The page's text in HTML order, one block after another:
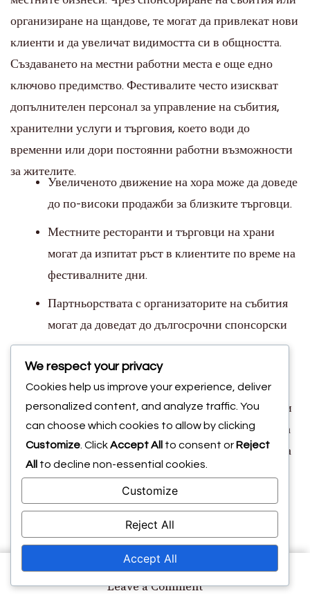
Leave a Commenton
организиране на щандове, те могат да привлекат нови
клиенти и да увеличат видимостта си в общността.
Създаването на местни работни места е още едно
ключово предимство. Фестивалите често изискват
допълнителен персонал за управление на събития,
хранителни услуги и търговия, което води до
временни или дори постоянни работни възможности
за жителите.
Увеличеното движение на хора може да доведе
до по-високи продажби за близките търговци.
Местните ресторанти и търговци на храни
могат да изпитат ръст в клиентите по време на
фестивалните дни.
Партньорствата с организаторите на събития
могат да доведат до дългосрочни спонсорски
сделки, предоставящи постоянни приходи.
Освен това, напливът на посетители може да
стимулира местната икономика, с увеличени разходи
за настаняване, хранене и развлечения. Това може да
доведе до мултиплициращ ефект, който да е от полза
Увеличена
ангажираност на
общността и гордост
We respect your privacy
Cookies help us improve your experience, deliver
personalized content, and analyze traffic. You
can choose which cookies to allow by clicking
Customize . ClickAccept All to consent or Reject
All
to decline non-essential cookies.
Customize
Reject All
Accept All